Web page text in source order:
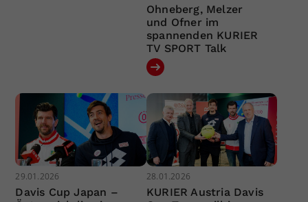
Ohneberg, Melzer
und Ofner im
spannenden KURIER
TV SPORT Talk
29.01.2026
Davis Cup Japan –
28.01.2026
KURIER Austria Davis